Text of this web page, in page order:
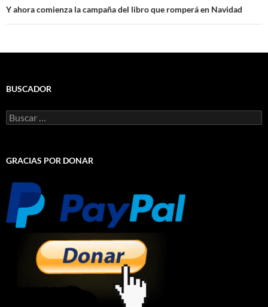
Y ahora comienza la campaña del libro que romperá en Navidad
BUSCADOR
Buscar:
GRACIAS POR DONAR